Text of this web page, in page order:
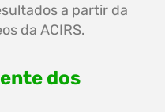
a partir da
da ACIRS.
dos